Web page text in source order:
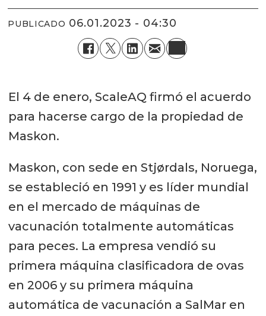
PUBLICADO 06.01.2023 - 04:30
El 4 de enero, ScaleAQ firmó el acuerdo
para hacerse cargo de la propiedad de
Maskon.
Maskon, con sede en Stjørdals, Noruega,
se estableció en 1991 y es líder mundial
en el mercado de máquinas de
vacunación totalmente automáticas
para peces. La empresa vendió su
primera máquina clasificadora de ovas
en 2006 y su primera máquina
automática de vacunación a SalMar en